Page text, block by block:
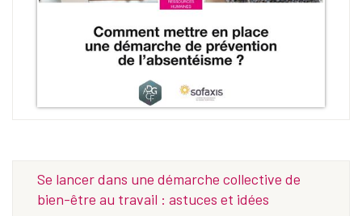
Se lancer dans une démarche collective de
bien-être au travail : astuces et idées